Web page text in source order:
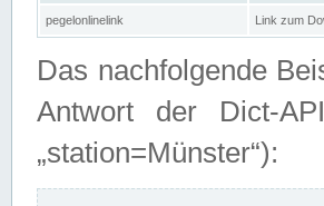
pegelonlinelink Link zum
Das nachfolgende
Antwort der Dict-
„station=Münster“):